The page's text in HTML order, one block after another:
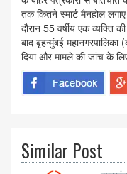
तक कितने स्मार्ट मैनहोल
दौरान 55 वर्षीय एक
बाद बृहन्मुंबई महानगरपालिका
दिया और मामले की जांच के
Similar Post